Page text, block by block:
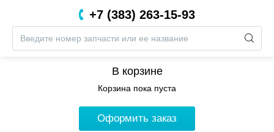
8 (800) 201-05-06
+7 (383) 263-15-93
В корзине
Корзина пока пуста
Оформить заказ